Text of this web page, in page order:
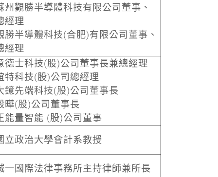
州觀勝半導體科技有限公司董事、
經理
勝半導體科技(合肥)有限公司董事、
經理
德士科技(股)公司董事長兼總經理
特科技(股)公司總經理
鐿先端科技(股)公司董事長
曄(股)公司董事長
能量智能 (股)公司董事
立政治大學會計系教授
一國際法律事務所主持律師兼所長